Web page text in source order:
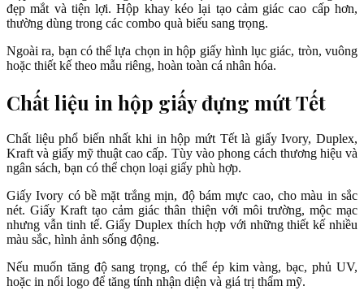
đẹp mắt và tiện lợi. Hộp khay kéo lại tạo cảm giác cao cấp hơn,
thường dùng trong các combo quà biếu sang trọng.
Ngoài ra, bạn có thể lựa chọn in hộp giấy hình lục giác, tròn, vuông
hoặc thiết kế theo mẫu riêng, hoàn toàn cá nhân hóa.
Chất liệu in hộp giấy đựng mứt Tết
Chất liệu phổ biến nhất khi in hộp mứt Tết là giấy Ivory, Duplex,
Kraft và giấy mỹ thuật cao cấp. Tùy vào phong cách thương hiệu và
ngân sách, bạn có thể chọn loại giấy phù hợp.
Giấy Ivory có bề mặt trắng mịn, độ bám mực cao, cho màu in sắc
nét. Giấy Kraft tạo cảm giác thân thiện với môi trường, mộc mạc
nhưng vẫn tinh tế. Giấy Duplex thích hợp với những thiết kế nhiều
màu sắc, hình ảnh sống động.
Nếu muốn tăng độ sang trọng, có thể ép kim vàng, bạc, phủ UV,
hoặc in nổi logo để tăng tính nhận diện và giá trị thẩm mỹ.